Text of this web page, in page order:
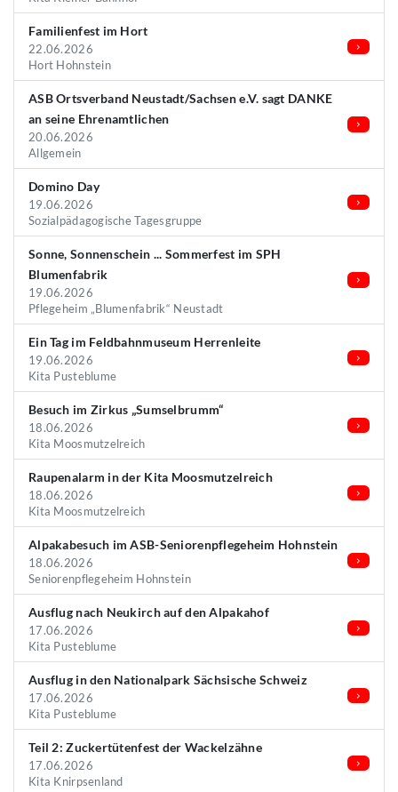
Familienfest im Hort
22.06.2026
Hort Hohnstein
ASB Ortsverband Neustadt/Sachsen e.V. sagt DANKE
an seine Ehrenamtlichen
20.06.2026
Allgemein
Domino Day
19.06.2026
Sozialpädagogische Tagesgruppe
Sonne, Sonnenschein ... Sommerfest im SPH
Blumenfabrik
19.06.2026
Pflegeheim „Blumenfabrik“ Neustadt
Ein Tag im Feldbahnmuseum Herrenleite
19.06.2026
Kita Pusteblume
Besuch im Zirkus „Sumselbrumm“
18.06.2026
Kita Moosmutzelreich
Raupenalarm in der Kita Moosmutzelreich
18.06.2026
Kita Moosmutzelreich
Alpakabesuch im ASB-Seniorenpflegeheim Hohnstein
18.06.2026
Seniorenpflegeheim Hohnstein
Ausflug nach Neukirch auf den Alpakahof
17.06.2026
Kita Pusteblume
Ausflug in den Nationalpark Sächsische Schweiz
17.06.2026
Kita Pusteblume
Teil 2: Zuckertütenfest der Wackelzähne
17.06.2026
Kita Knirpsenland